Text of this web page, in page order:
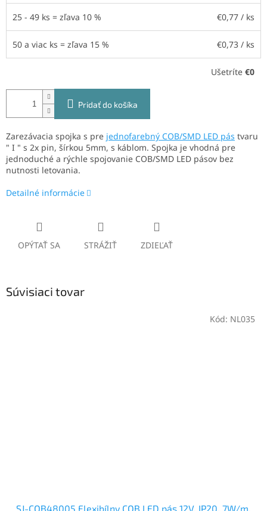
25 - 49 ks = zľava 10 % €0,77 / ks
50 a viac ks = zľava 15 % €0,73 / ks
Ušetríte €0
Pridať do košíka
Zarezávacia spojka s pre jednofarebný COB/SMD LED pás tvaru
" I " s 2x pin, šírkou 5mm, s káblom. Spojka je vhodná pre
jednoduché a rýchle spojovanie COB/SMD LED pásov bez
nutnosti letovania.
Detailné informácie
OPÝTAŤ SA STRÁŽIŤ ZDIEĽAŤ
Súvisiaci tovar
SJ-COB48005 Flexibílny COB LED pás 12V, IP20, 7W/m,
Kód: NL035